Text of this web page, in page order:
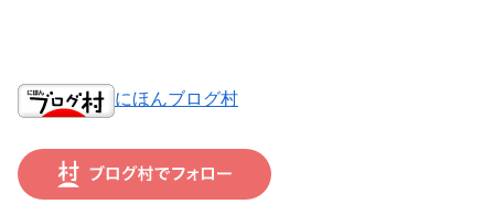
にほんブログ村